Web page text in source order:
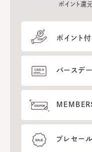
ポイント還
ポイント
バースデ
プレセー